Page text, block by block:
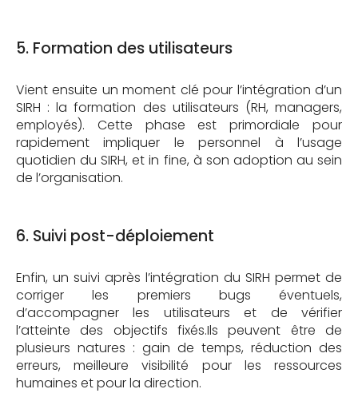
5. Formation des utilisateurs
Vient ensuite un moment clé pour l’intégration d’un
SIRH : la formation des utilisateurs (RH, managers,
employés). Cette phase est primordiale pour
rapidement impliquer le personnel à l’usage
quotidien du SIRH, et in fine, à son adoption au sein
de l’organisation.
6. Suivi post-déploiement
Enfin, un suivi après l’intégration du SIRH permet de
corriger les premiers bugs éventuels,
d’accompagner les utilisateurs et de vérifier
l’atteinte des objectifs fixés.Ils peuvent être de
plusieurs natures : gain de temps, réduction des
erreurs, meilleure visibilité pour les ressources
humaines et pour la direction.